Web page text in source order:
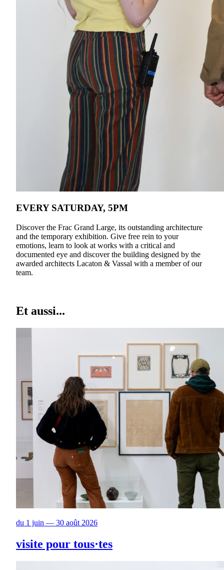
EVERY SATURDAY, 5PM
Discover the Frac Grand Large, its outstanding architecture
and the temporary exhibition. Give free rein to your
emotions, learn to look at works with a critical and
documented eye and discover the building designed by the
awarded architects Lacaton & Vassal with a member of our
team.
Et aussi...
du 1 juin — 30 août 2026
visite pour tous·tes